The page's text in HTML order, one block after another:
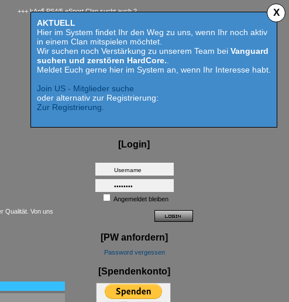
AKTUELL
Hier im System findet Ihr den Weg zu uns, wenn Ihr noch aktiv
in einem Clan mitspielen möchtet.
Wir suchen noch Verstärkung zu unserem Team bei Vanguard
suchen und zerstören HardCore.
Meldet Euch gerne hier im System an, wenn Ihr Interesse habt.
Join US - Mitglieder suche
oder alternativ zur Registrierung:
Zur Registrierung.
X
+++ kAo$ PS4/5 eSport Clan sucht auch 2023 Competition aktive Mitspieler für Call of Duty MW 2 -
Qualität. Von uns
[Login]
Angemeldet bleiben
[PW anfordern]
Password vergessen
[Spendenkonto]